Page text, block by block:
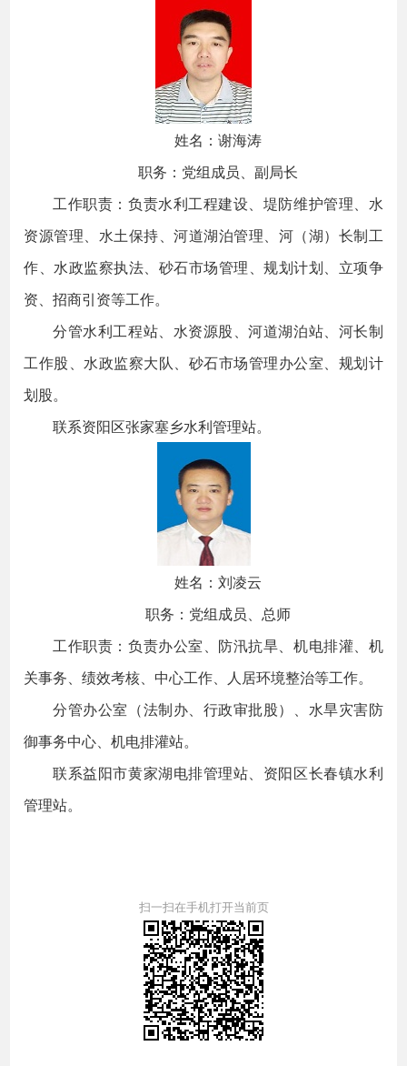
姓名：谢海涛
职务：党组成员、副局长
工作职责：负责水利工程建设、堤防维护管理、水
资源管理、水土保持、河道湖泊管理、河（湖）长制工
作、水政监察执法、砂石市场管理、规划计划、立项争
资、招商引资等工作。
分管水利工程站、水资源股、河道湖泊站、河长制
工作股、水政监察大队、砂石市场管理办公室、规划计
划股。
联系资阳区张家塞乡水利管理站。
姓名：刘凌云
职务：党组成员、总师
工作职责：负责办公室、防汛抗旱、机电排灌、机
关事务、绩效考核、中心工作、人居环境整治等工作。
分管办公室（法制办、行政审批股）、水旱灾害防
御事务中心、机电排灌站。
联系益阳市黄家湖电排管理站、资阳区长春镇水利
管理站。
扫一扫在手机打开当前页